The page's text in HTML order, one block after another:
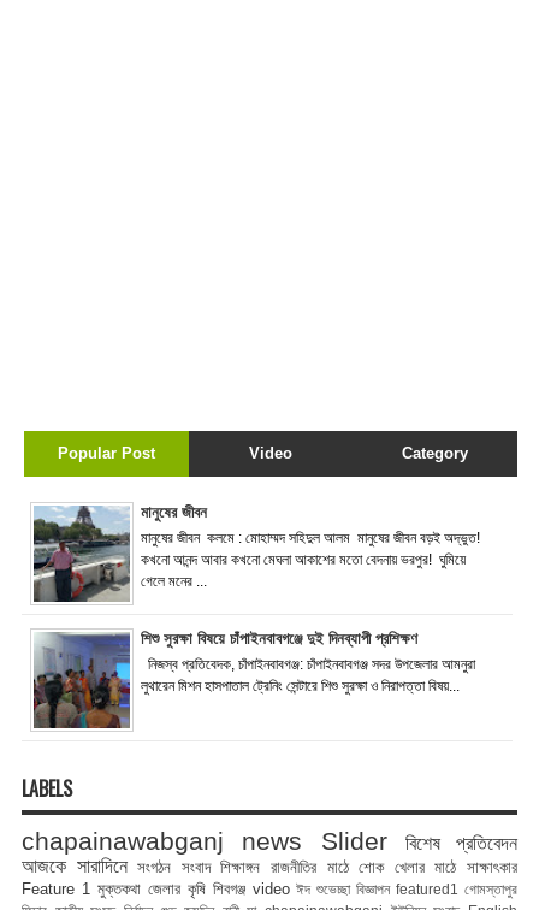
Popular Post Video Category
মানুষের জীবন
মানুষের জীবন কলমে : মোহাম্মদ সহিদুল আলম মানুষের জীবন বড়ই অদ্ভুত!
কখনো আনন্দ আবার কখনো মেঘলা আকাশের মতো বেদনায় ভরপুর! ঘুমিয়ে
গেলে মনের ...
শিশু সুরক্ষা বিষয়ে চাঁপাইনবাবগঞ্জে দুই দিনব্যাপী প্রশিক্ষণ
নিজস্ব প্রতিবেদক, চাঁপাইনবাবগঞ্জ: চাঁপাইনবাবগঞ্জ সদর উপজেলার আমনুরা
লুথারেন মিশন হাসপাতাল ট্রেনিং সেন্টারে শিশু সুরক্ষা ও নিরাপত্তা বিষয়...
LABELS
chapainawabganj news Slider
বিশেষ প্রতিবেদন
আজকে সারাদিনে সংগঠন সংবাদ শিক্ষাঙ্গন রাজনীতির মাঠে শোক খেলার মাঠে
সাক্ষাৎকার
Feature 1 মুক্তকথা জেলার কৃষি শিবগঞ্জ video ঈদ শুভেচ্ছা বিজ্ঞাপন featured1
গোমস্তাপুর